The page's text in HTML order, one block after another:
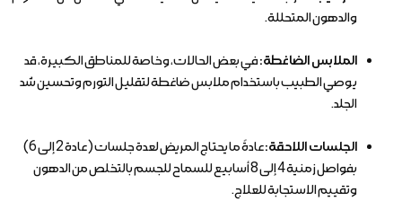
والدهون المتحللة.
الملابس الضاغطة:في بعض الحالات، وخاصة للمناطق الكبيرة، قد
يوصي الطبيب باستخدام ملابس ضاغطة لتقليل التورم وتحسين شد
الجلد.
الجلسات اللاحقة:
عادةً ما يحتاج المريض لعدة جلسات (عادة 2 إلى 6)
بفواصل زمنية 4 إلى 8 أسابيع للسماح للجسم بالتخلص من الدهون
وتقييم الاستجابة للعلاج.